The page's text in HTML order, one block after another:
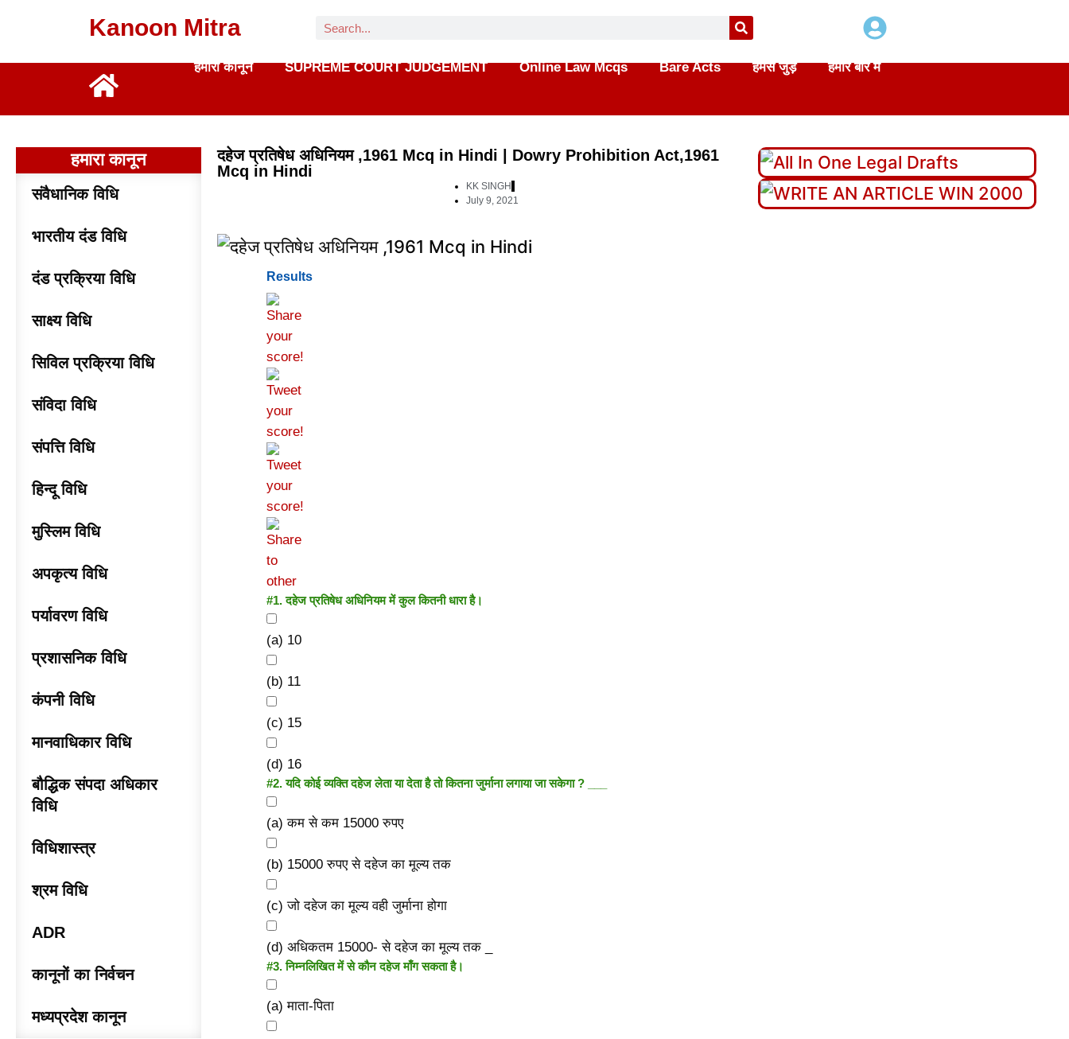
Kanoon Mitra
हमारा कानून SUPREME COURT JUDGEMENT Online Law Mcqs Bare Acts हमसे जुड़े हमारे बारे में
हमारा कानून
संवैधानिक विधि
भारतीय दंड विधि
दंड प्रक्रिया विधि
साक्ष्य विधि
सिविल प्रक्रिया विधि
संविदा विधि
संपत्ति विधि
हिन्दू विधि
मुस्लिम विधि
अपकृत्य विधि
पर्यावरण विधि
प्रशासनिक विधि
कंपनी विधि
मानवाधिकार विधि
बौद्धिक संपदा अधिकार
विधि
विधिशास्त्र
श्रम विधि
ADR
कानूनों का निर्वचन
मध्यप्रदेश कानून
दहेज प्रतिषेध अधिनियम ,1961 Mcq in Hindi | Dowry Prohibition Act,1961
Mcq in Hindi
KK SINGH
July 9, 2021
Results
#1.दहेज प्रतिषेध अधिनियम में कुल कितनी धारा है।
(a) 10
(b) 11
(c) 15
(d) 16
#2.यदि कोई व्यक्ति दहेज लेता या देता है तो कितना जुर्माना लगाया जा सकेगा ? ___
(a) कम से कम 15000 रुपए
(b) 15000 रुपए से दहेज का मूल्य तक
(c) जो दहेज का मूल्य वही जुर्माना होगा
(d) अधिकतम 15000- से दहेज का मूल्य तक _
#3.निम्नलिखित में से कौन दहेज माँग सकता है।
(a) माता-पिता